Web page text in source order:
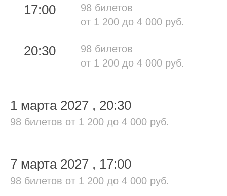
17:00
98 билетов
от 1 200 до 4 000 руб.
20:30
98 билетов
от 1 200 до 4 000 руб.
1 марта 2027 , 20:30
98 билетов от 1 200 до 4 000 руб.
7 марта 2027 , 17:00
98 билетов от 1 200 до 4 000 руб.